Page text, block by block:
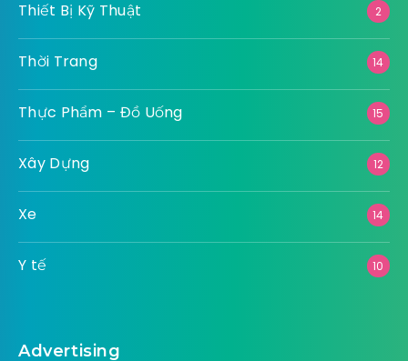
Thiết Bị Kỹ Thuật 2
Thời Trang 14
Thực Phẩm – Đồ Uống 15
Xây Dựng 12
Xe 14
Y tế 10
Advertising